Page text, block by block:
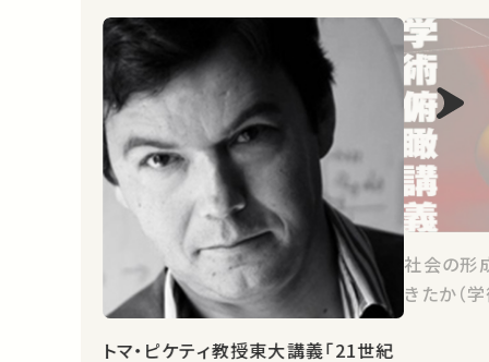
トマ・ピケティ教授東大講義「21世紀
社会の形
きたか（